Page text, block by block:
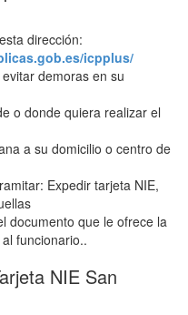
dirección:
icpplus/
demoras en su
o donde quiera realizar el
a su domicilio o centro de
Expedir tarjeta NIE,
documento que le ofrece la
funcionario..
NIE San